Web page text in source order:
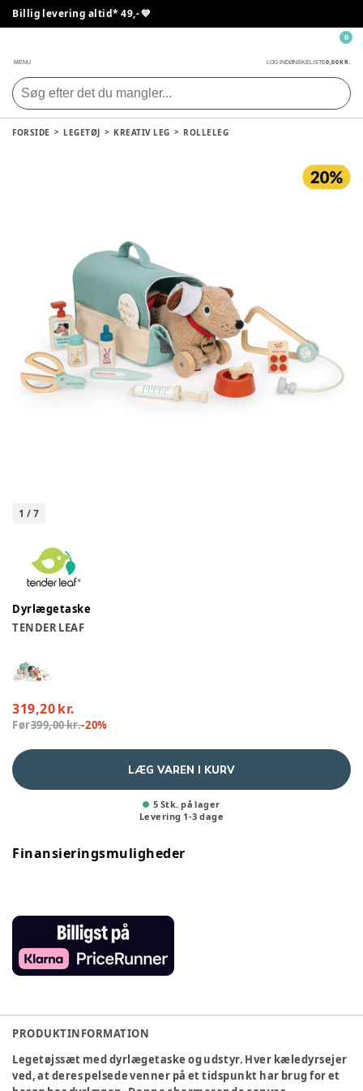
Billig levering altid* 49,- 💙
MENU LOG INDØNSKELISTE0,00 KR.
0
FORSIDE LEGETØJ KREATIV LEG ROLLELEG
1 /7
Dyrlægetaske
TENDER LEAF
319,20 kr.
Før399,00 kr.-20%
LÆG VAREN I KURV
5 Stk. på lager
Levering 1-3 dage
Finansieringsmuligheder
PRODUKTINFORMATION
Legetøjssæt med dyrlægetaske og udstyr. Hver kæledyrsejer
ved, at deres pelsede venner på et tidspunkt har brug for et